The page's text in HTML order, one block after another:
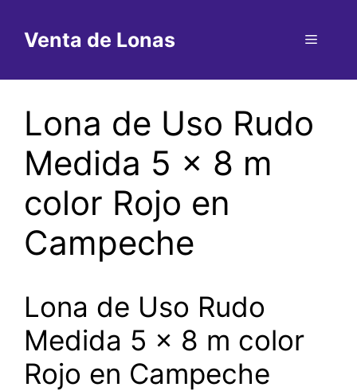
contenido
Venta de Lonas Menú
Lona de Uso Rudo
Medida 5 x 8 m
color Rojo en
Campeche
Lona de Uso Rudo
Medida 5 x 8 m color
Rojo en Campeche